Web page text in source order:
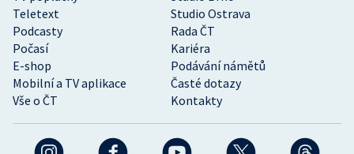
Teletext
Studio Ostrava
Podcasty
Rada ČT
Počasí
Kariéra
E-shop
Podávání námětů
Mobilní a TV aplikace
Časté dotazy
Vše o ČT
Kontakty